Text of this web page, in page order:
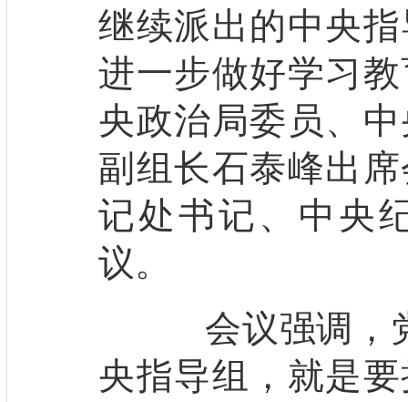
继续派出的中央
进一步做好学习
央政治局委员、
副组长石泰峰出
记处书记、中央
议。
会议强调，党
央指导组，就是